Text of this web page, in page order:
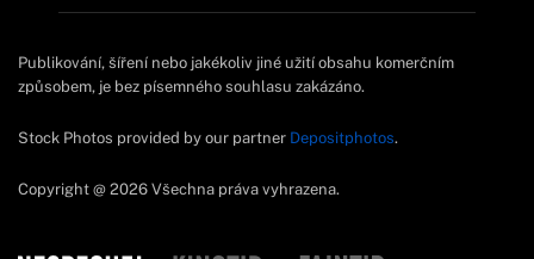
Publikování, šíření nebo jakékoliv jiné užití obsahu komerčním
způsobem, je bez písemného souhlasu zakázáno.
Stock Photos provided by our partner Depositphotos.
Copyright @ 2026 Všechna práva vyhrazena.